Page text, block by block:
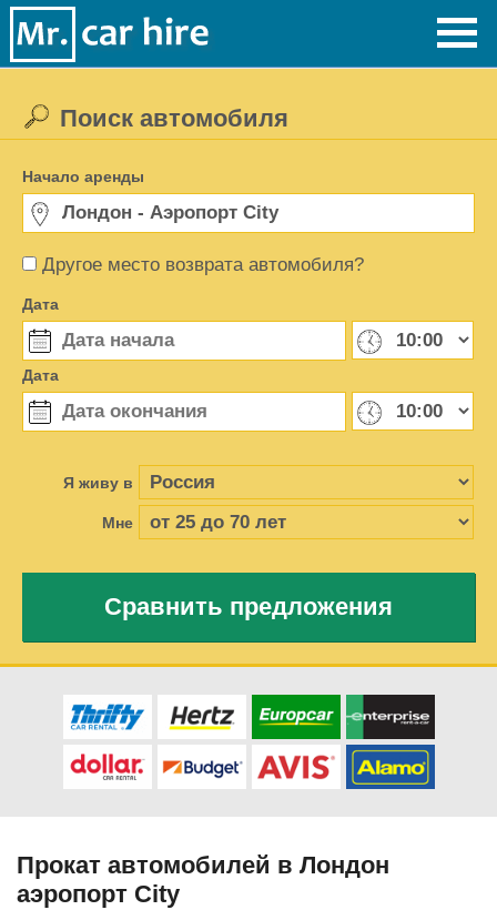
Другое место возврата автомобиля?
Поиск автомобиля
Начало аренды
Дата
Дата
Я живу в
Мне
Сравнить предложения
Прокат автомобилей в Лондон
аэропорт City